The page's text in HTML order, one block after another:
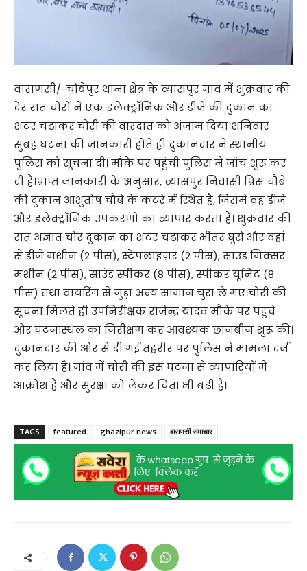
वाराणसी/-चौबेपुर थाना क्षेत्र के व्यासपुर गांव में शुक्रवार की
देर रात चोरों ने एक इलेक्ट्रॉनिक और डीजे की दुकान का
शटर चढ़ाकर चोरी की वारदात को अंजाम दिया।शनिवार
सुबह घटना की जानकारी होते ही दुकानदार ने स्थानीय
पुलिस को सूचना दी। मौके पर पहुंची पुलिस ने जांच शुरू कर
दी है।प्राप्त जानकारी के अनुसार, व्यासपुर निवासी प्रिंस चौबे
की दुकान आशुतोष चौबे के कटरे में स्थित है, जिसमें वह डीजे
और इलेक्ट्रॉनिक उपकरणों का व्यापार करता है। शुक्रवार की
रात अज्ञात चोर दुकान का शटर चढ़ाकर भीतर घुसे और वहां
से डीजे मशीन (2 पीस), स्टेपलाइज़र (2 पीस), साउंड मिक्सर
मशीन (2 पीस), साउंड स्पीकर (8 पीस), स्पीकर यूनिट (8
पीस) तथा वायरिंग से जुड़ा अन्य सामान चुरा ले गए।चोरी की
सूचना मिलते ही उपनिरीक्षक राजेन्द्र यादव मौके पर पहुंचे
और घटनास्थल का निरीक्षण कर आवश्यक छानबीन शुरू की।
दुकानदार की ओर से दी गई तहरीर पर पुलिस ने मामला दर्ज
कर लिया है। गांव में चोरी की इस घटना से व्यापारियों में
आक्रोश है और सुरक्षा को लेकर चिंता भी बढ़ी है।
TAGS featured ghazipur news वाराणसी समाचार